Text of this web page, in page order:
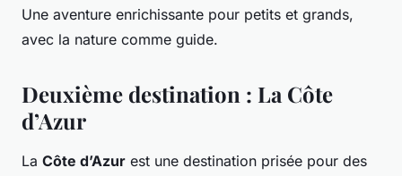
Une aventure enrichissante pour petits et grands,
avec la nature comme guide.
Deuxième destination : La Côte
d’Azur
La Côte d’Azur est une destination prisée pour des